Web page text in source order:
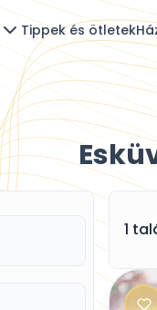
Tippek és ötletek
1